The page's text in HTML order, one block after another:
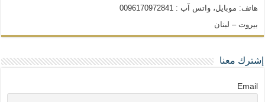
هاتف: موبايل، واتس آب : 0096170972841
بيروت – لبنان
إشترك معنا
Email